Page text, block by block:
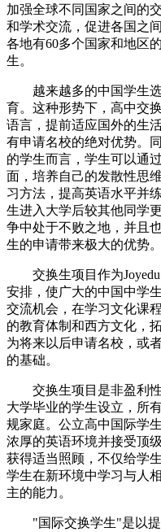
加强全球不同国家之间的
和学术交流，促进各国之
各地有60多个国家和地区
生。
越来越多的中国学生选
育。这种形势下，高中交
语言，提前适应国外的生
有申请名校的绝对优势。
的学生而言，学生可以通
面，培养自己的发散性思
习方法，提高英语水平并
生进入大学后较其他同学
争中处于不败之地，并且
生的申请带来极大的优势。
交换生项目作为Joyedu
安排，使广大的中国中学
交流机会，在学习文化课
的教育体制和西方文化，
为将来以后申请名校，或
的基础。
交换生项目是非盈利性
大学毕业的学生设立，所
规家庭。公立高中国际学
浓厚的英语环境并接受顶
获得适当照顾，不仅给学
学生在新环境中学习与人
主的能力。
"国际交换学生"是以提